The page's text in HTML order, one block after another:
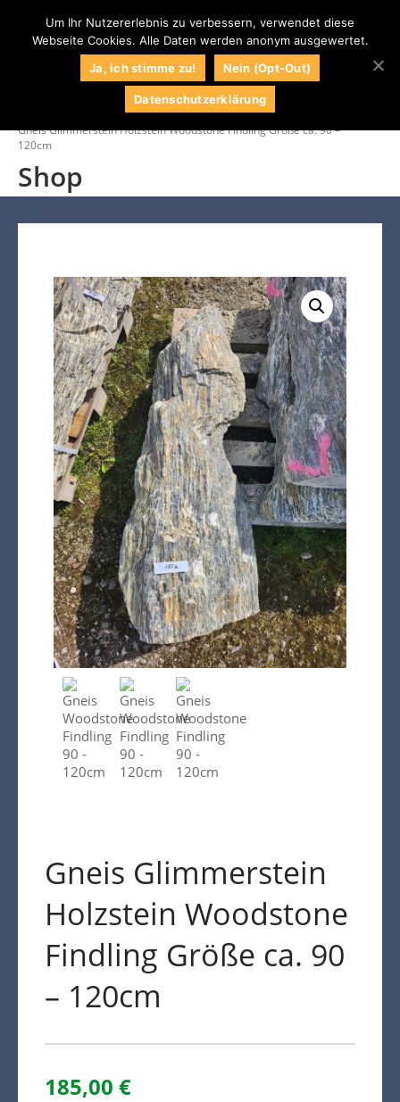
Impressum
Wunschliste
Mein Konto
Kasse
Warenkorb
Kreta Keramik und weitere
Spezialitäten
Findlinge
Gartenmöbel
Dekoration
Bodenbelag
Verblender
Pflanzen / Bäume
Naturstein
Centrum LPM
Naturstein Shop
0
Findlinge / Findlinge & Solitärsteine
Gneis Glimmerstein Holzstein Woodstone Findling Größe ca. 90 –
120cm
Shop
Gneis Glimmerstein
Holzstein Woodstone
Findling Größe ca. 90
– 120cm
185,00 €
Um Ihr Nutzererlebnis zu verbessern, verwendet diese
Webseite Cookies. Alle Daten werden anonym ausgewertet.
Ja, ich stimme zu!
Nein (Opt-Out)
Datenschutzerklärung